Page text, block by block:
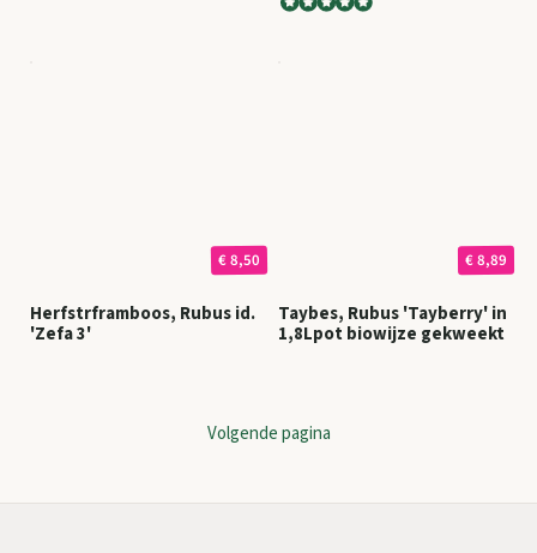
€ 8,50
Herfstrframboos, Rubus id.
'Zefa 3'
€ 8,89
Taybes, Rubus 'Tayberry' in
1,8Lpot biowijze gekweekt
Volgende pagina